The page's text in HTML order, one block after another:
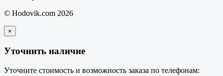
© Hodovik.com 2026
×
Уточнить наличие
Уточните стоимость и возможность заказа по телефонам: